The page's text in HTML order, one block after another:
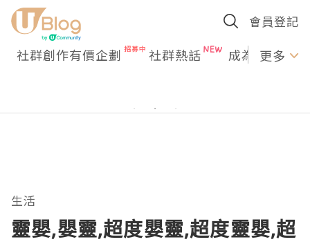
會員登記
社群創作有價企劃 社群熱話 成為U更多
生活
靈嬰,嬰靈,超度嬰靈,超度靈嬰,超